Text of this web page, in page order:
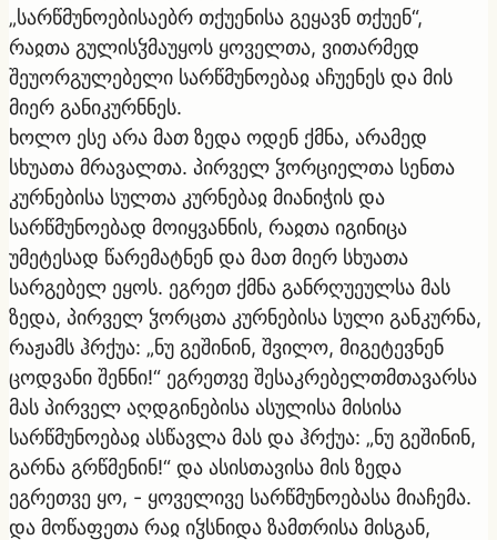
„სარწმუნოებისაებრ თქუენისა გეყავნ თქუენ“,
რაჲთა გულისჴმაუყოს ყოველთა, ვითარმედ
შეუორგულებელი სარწმუნოებაჲ აჩუენეს და მის
მიერ განიკურნნეს.
ხოლო ესე არა მათ ზედა ოდენ ქმნა, არამედ
სხუათა მრავალთა. პირველ ჴორციელთა სენთა
კურნებისა სულთა კურნებაჲ მიანიჭის და
სარწმუნოებად მოიყვანნის, რაჲთა იგინიცა
უმეტესად წარემატნენ და მათ მიერ სხუათა
სარგებელ ეყოს. ეგრეთ ქმნა განრღუეულსა მას
ზედა, პირველ ჴორცთა კურნებისა სული განკურნა,
რაჟამს ჰრქუა: „ნუ გეშინინ, შვილო, მიგეტევნენ
ცოდვანი შენნი!“ ეგრეთვე შესაკრებელთმთავარსა
მას პირველ აღდგინებისა ასულისა მისისა
სარწმუნოებაჲ ასწავლა მას და ჰრქუა: „ნუ გეშინინ,
გარნა გრწმენინ!“ და ასისთავისა მის ზედა
ეგრეთვე ყო, - ყოველივე სარწმუნოებასა მიაჩემა.
და მოწაფეთა რაჲ იჴსნიდა ზამთრისა მისგან,